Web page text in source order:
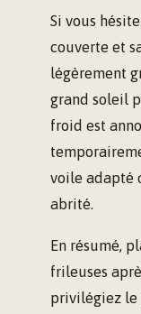
Si vous
couverte et
légèrement
grand soleil
froid est
voile adapté
abrité.
En résumé,
frileuses
privilégiez le